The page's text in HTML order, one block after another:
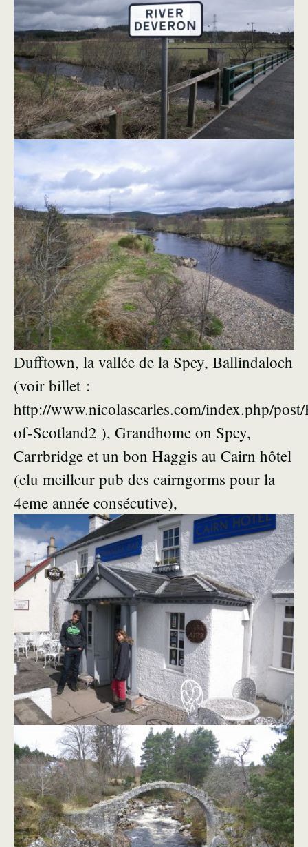
Dufftown, la vallée de la Spey, Ballindaloch
(voir billet :
http://www.nicolascarles.com/index.php/
of-Scotland2 ), Grandhome on Spey,
Carrbridge et un bon Haggis au Cairn hôtel
(elu meilleur pub des cairngorms pour la
4eme année consécutive),